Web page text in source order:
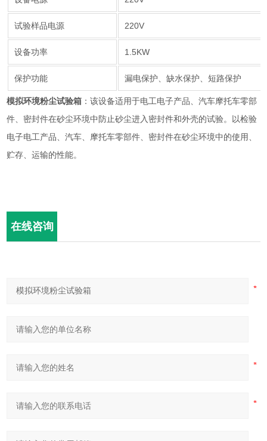
试验样品电源 220V
设备功率 1.5KW
保护功能 漏电保护、缺水保护、短路保护
模拟环境粉尘试验箱 ：该设备适用于电工电子产品、汽车摩托车零部
件、密封件在砂尘环境中防止砂尘进入密封件和外壳的试验。以检验
电子电工产品、汽车、摩托车零部件、密封件在砂尘环境中的使用、
贮存、运输的性能。
在线咨询